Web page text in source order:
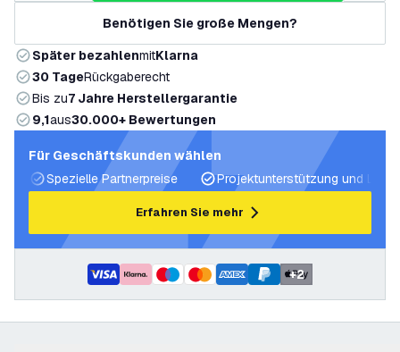
Benötigen Sie große Mengen?
Später bezahlenmitKlarna
30 TageRückgaberecht
Bis zu7 Jahre Herstellergarantie
9,1aus30.000+ Bewertungen
Für Geschäftskunden wählen
Spezielle Partnerpreise
Projektunterstützung und
Erfahren Sie mehr
+2